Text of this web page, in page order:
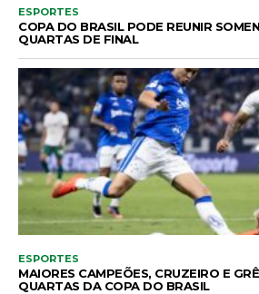
ESPORTES
COPA DO BRASIL PODE REUNIR
QUARTAS DE FINAL
ESPORTES
MAIORES CAMPEÕES, CRUZEIRO E
QUARTAS DA COPA DO BRASIL